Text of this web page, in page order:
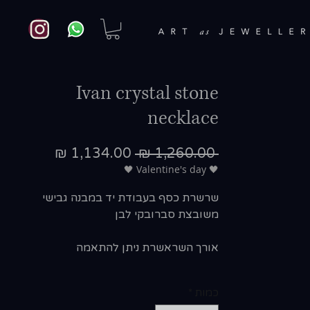
Ivan crystal stone
necklace
‏1,260.00 ‏₪
מחיר
רגיל
🖤 Valentine's day 🖤
שרשרת כסף בעבודת יד במבנה גבישי
משובצת סברובקי לבן
אורך השראשרת ניתן להתאמה